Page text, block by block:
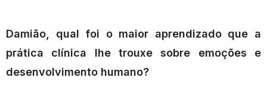
Damião, qual foi o maior aprendizado que a
prática clínica lhe trouxe sobre emoções e
desenvolvimento humano?